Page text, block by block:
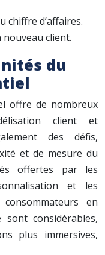
chiffre d’affaires.
nouveau client.
du
offre de nombreux
client et
des défis,
et de mesure du
offertes par les
et les
en
considérables,
plus immersives,